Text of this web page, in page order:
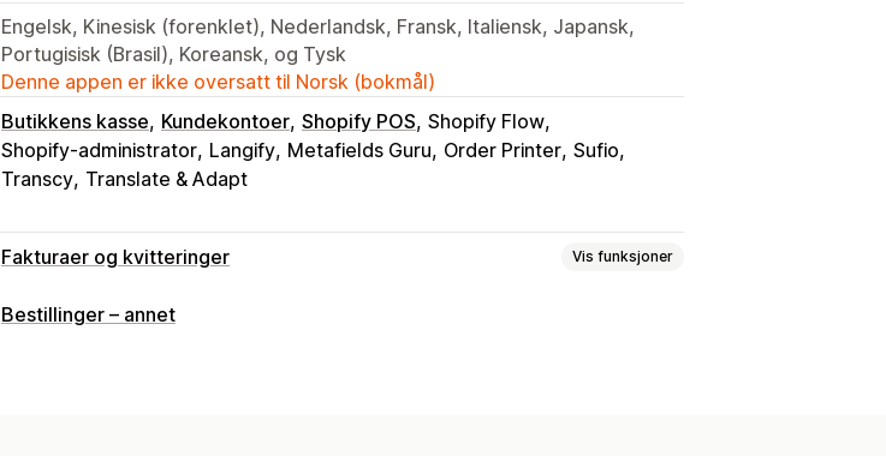
Engelsk, Kinesisk (forenklet), Nederlandsk, Fransk, Italiensk, Japansk,
Portugisisk (Brasil), Koreansk, og Tysk
Denne appen er ikke oversatt til Norsk (bokmål)
Butikkens kasse Kundekontoer Shopify POS Shopify Flow
Shopify-administrator Langify Metafields Guru Order Printer Sufio
Transcy Translate & Adapt
Fakturaer og kvitteringer Vis funksjoner
Dokumenttyper
Bestillinger – annet